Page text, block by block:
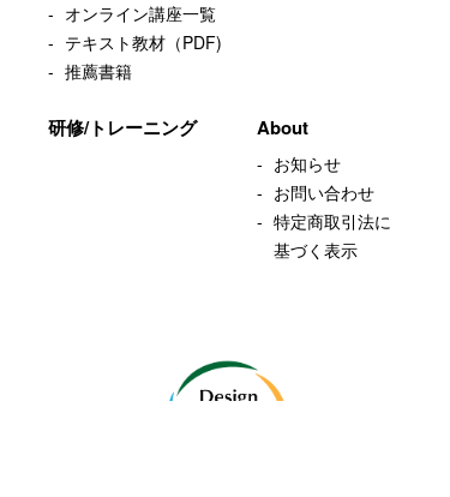
オンライン講座一覧
テキスト教材（PDF)
推薦書籍
研修/トレーニング About
お知らせ
お問い合わせ
特定商取引法に
基づく表示